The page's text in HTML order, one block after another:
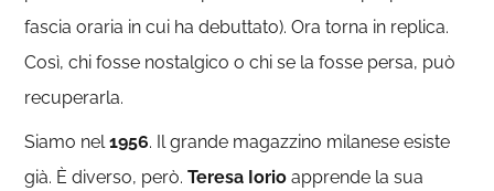
fascia oraria in cui ha debuttato). Ora torna in replica.
Così, chi fosse nostalgico o chi se la fosse persa, può
recuperarla.
Siamo nel1956. Il grande magazzino milanese esiste
già. È diverso, però.Teresa Iorio apprende la sua